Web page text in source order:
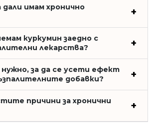
дали имам хронично
куркумин заедно с
лекарства?
за да се усети ефект
добавки?
причини за хронични